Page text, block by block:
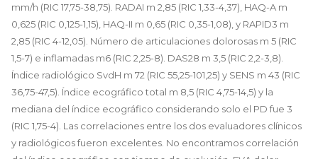
mm/h (RIC 17,75-38,75). RADAI m 2,85 (RIC 1,33-4,37), HAQ-A m
0,625 (RIC 0,125-1,15), HAQ-II m 0,65 (RIC 0,35-1,08), y RAPID3 m
2,85 (RIC 4-12,05). Número de articulaciones dolorosas m 5 (RIC
1,5-7) e inflamadas m6 (RIC 2,25-8). DAS28 m 3,5 (RIC 2,2-3,8).
Índice radiológico SvdH m 72 (RIC 55,25-101,25) y SENS m 43 (RIC
36,75-47,5). Índice ecográfico total m 8,5 (RIC 4,75-14,5) y la
mediana del índice ecográfico considerando solo el PD fue 3
(RIC 1,75-4). Las correlaciones entre los dos evaluadores clínicos
y radiológicos fueron excelentes. No encontramos correlación